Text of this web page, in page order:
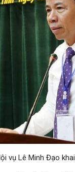
vụ Lê Minh Đạo